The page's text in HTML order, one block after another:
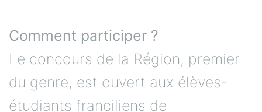
Comment participer ?
Le concours de la Région, premier
du genre, est ouvert aux élèves-
étudiants franciliens de